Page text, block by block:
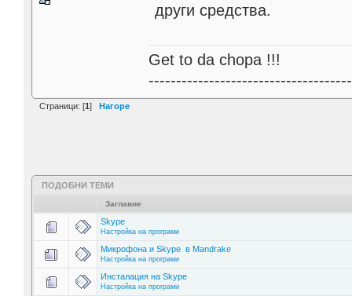
други средства.
Get to da chopa !!!
Страници: [1] Нагоре
ПОДОБНИ ТЕМИ
Заглавие
Skype
Настройка на програми
Микрофона и Skype в Mandrake
Настройка на програми
Инсталация на Skype
Настройка на програми